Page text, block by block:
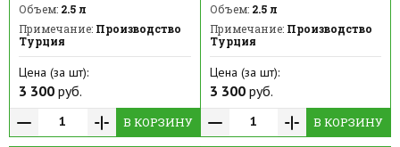
Объем: 2.5 л
Примечание: Производство
Турция
Цена (за шт):
3 300 руб.
В КОРЗИНУ
Объем:2.5 л
Примечание:Производство
Турция
Цена (за шт):
3 300руб.
В КОРЗИНУ